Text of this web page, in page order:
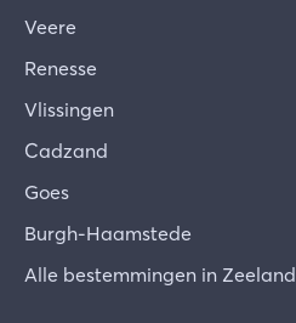
Veere
Renesse
Vlissingen
Cadzand
Goes
Burgh-Haamstede
Alle bestemmingen in Zeeland